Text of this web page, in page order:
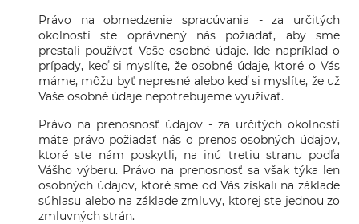
Právo na obmedzenie spracúvania - za určitých
okolností ste oprávnený nás požiadať, aby sme
prestali používať Vaše osobné údaje. Ide napríklad o
prípady, keď si myslíte, že osobné údaje, ktoré o Vás
máme, môžu byť nepresné alebo keď si myslíte, že už
Vaše osobné údaje nepotrebujeme využívať.
Právo na prenosnosť údajov - za určitých okolností
máte právo požiadať nás o prenos osobných údajov,
ktoré ste nám poskytli, na inú tretiu stranu podľa
Vášho výberu. Právo na prenosnosť sa však týka len
osobných údajov, ktoré sme od Vás získali na základe
súhlasu alebo na základe zmluvy, ktorej ste jednou zo
zmluvných strán.